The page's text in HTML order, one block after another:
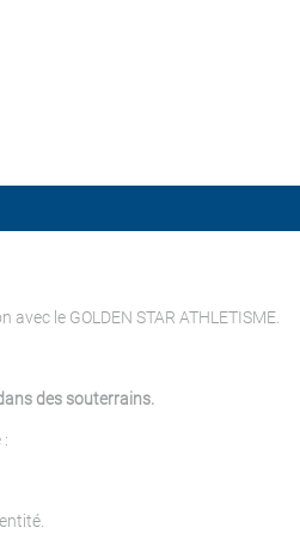
le GOLDEN STAR ATHLETISME.
des souterrains.